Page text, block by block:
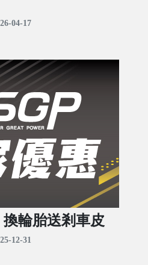
04-17
輪胎送剎車皮
12-31